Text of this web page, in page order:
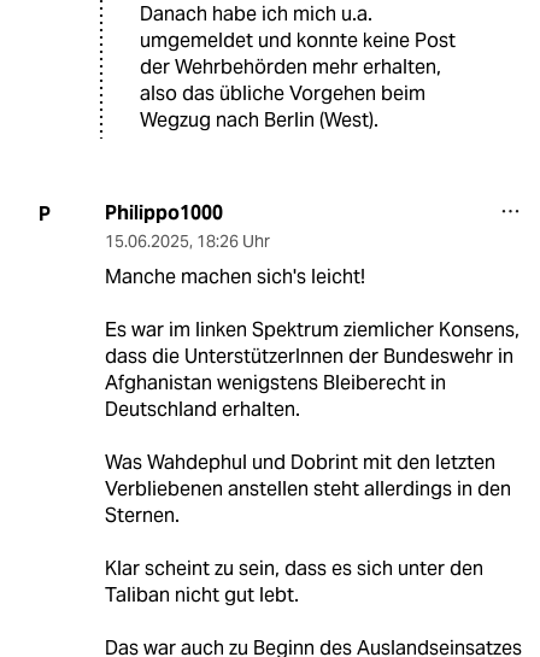
Danach habe ich mich u.a.
umgemeldet und konnte keine Post
der Wehrbehörden mehr erhalten,
also das übliche Vorgehen beim
Wegzug nach Berlin (West).
P Philippo1000
15.06.2025, 18:26 Uhr
Manche machen sich's leicht!
Es war im linken Spektrum ziemlicher Konsens,
dass die UnterstützerInnen der Bundeswehr in
Afghanistan wenigstens Bleiberecht in
Deutschland erhalten.
Was Wahdephul und Dobrint mit den letzten
Verbliebenen anstellen steht allerdings in den
Sternen.
Klar scheint zu sein, dass es sich unter den
Taliban nicht gut lebt.
Das war auch zu Beginn des Auslandseinsatzes